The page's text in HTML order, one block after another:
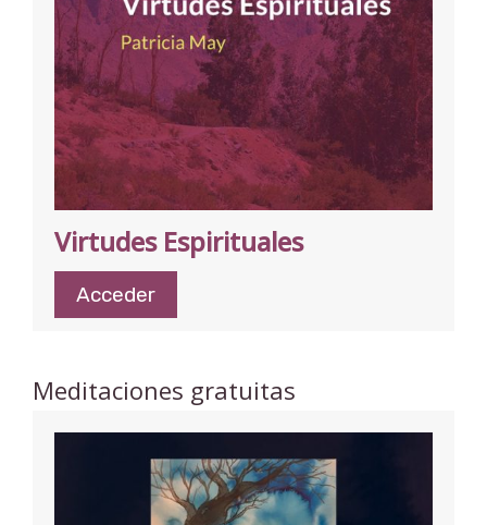
Virtudes Espirituales
Acceder
Meditaciones gratuitas